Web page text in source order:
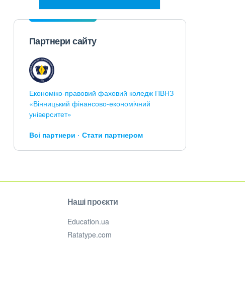
Партнери сайту
Економіко-правовий фаховий коледж ПВНЗ
«Вінницький фінансово-економічний
університет»
Всі партнери Стати партнером
Наші проєкти
Education.ua
Ratatype.com